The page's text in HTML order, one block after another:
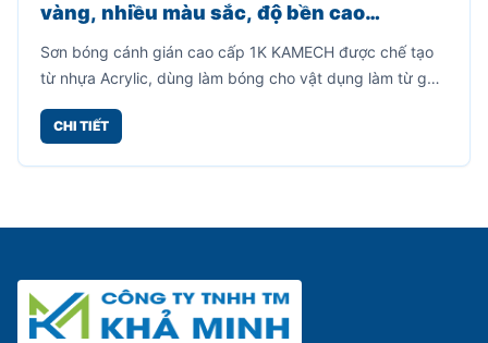
vàng, nhiều màu sắc, độ bền cao
Sơn bóng cánh gián cao cấp 1K KAMECH được chế tạo
từ nhựa Acrylic, dùng làm bóng cho vật dụng làm từ gỗ,
mây tre, kim loại, lưu giữ được vẻ đẹp cho vân gỗ.
CHI TIẾT